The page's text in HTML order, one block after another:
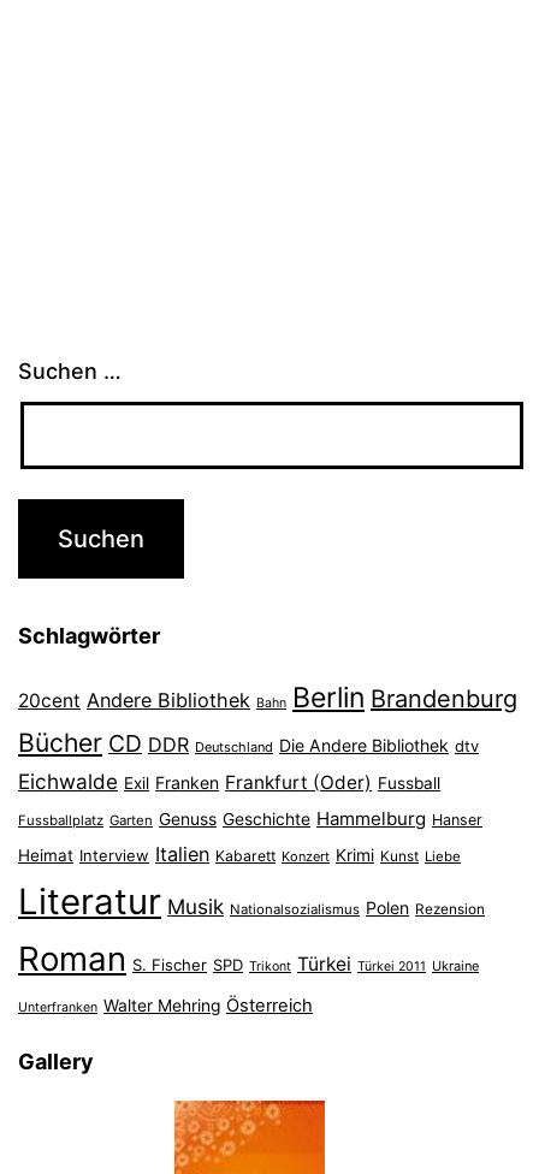
Suchen …
Schlagwörter
20cent Andere Bibliothek Bahn Berlin Brandenburg
Bücher CD DDR Deutschland Die Andere Bibliothek dtv
Eichwalde Exil Franken Frankfurt (Oder) Fussball
Fussballplatz Garten Genuss Geschichte Hammelburg Hanser
Heimat Interview Italien Kabarett Konzert Krimi Kunst Liebe
Literatur Musik Nationalsozialismus Polen Rezension
Roman S. Fischer SPD Trikont Türkei Türkei 2011 Ukraine
Unterfranken Walter Mehring Österreich
Gallery